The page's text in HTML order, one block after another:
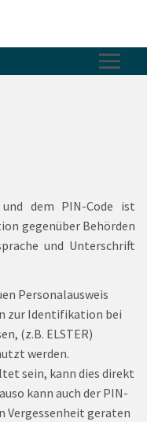
dem PIN-Code ist
gegenüber Behörden
und Unterschrift
Personalausweis
zur Identifikation bei
(z.B. ELSTER)
werden.
sein, kann dies direkt
kann auch der PIN-
Vergessenheit geraten